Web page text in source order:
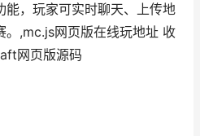
能，玩家可实时聊天、上传地
。,mc.js网页版在线玩地址 收
网页版源码